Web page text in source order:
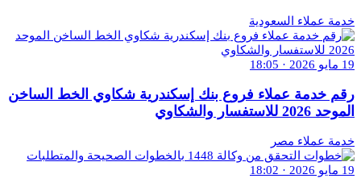
خدمة عملاء السعودية
19 مايو 2026 · 18:05
رقم خدمة عملاء فروع بنك إسكندرية شكاوي الخط الساخن
الموحد 2026 للاستفسار والشكاوي
خدمة عملاء مصر
19 مايو 2026 · 18:02